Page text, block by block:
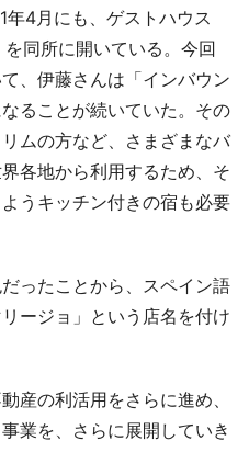
4月にも、ゲストハウス
同所に開いている。今回
、伊藤さんは「インバウン
ることが続いていた。その
ムの方など、さまざまなバ
各地から利用するため、そ
うキッチン付きの宿も必要
ったことから、スペイン語
ージョ」という店名を付け
産の利活用をさらに進め、
業を、さらに展開していき